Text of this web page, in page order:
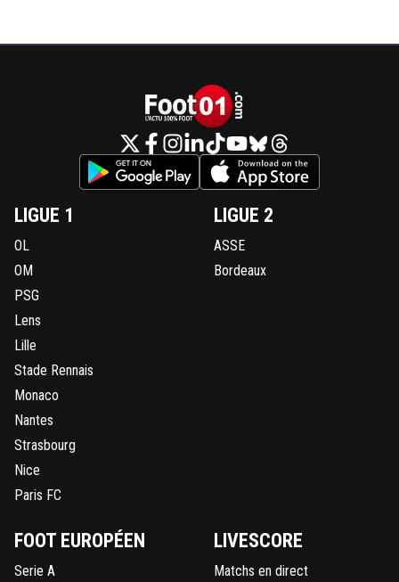
LIGUE 1
OL
OM
PSG
Lens
Lille
Stade Rennais
Monaco
Nantes
Strasbourg
Nice
Paris FC
LIGUE 2
ASSE
Bordeaux
FOOT EUROPÉEN
Serie A
LIVESCORE
Matchs en direct